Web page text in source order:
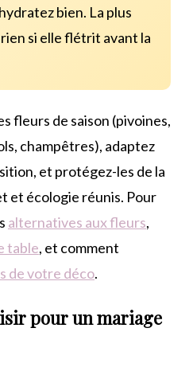
bien. La plus
si elle flétrit avant la
fleurs de saison (pivoines,
champêtres), adaptez
et protégez-les de la
et écologie réunis. Pour
alternatives aux fleurs,
table, et comment
de votre déco.
pour un mariage